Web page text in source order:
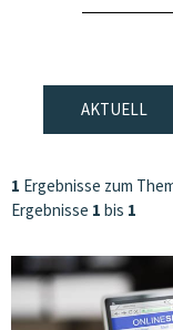
AKTUELL
1 Ergebnisse zum
Ergebnisse 1 bis 1